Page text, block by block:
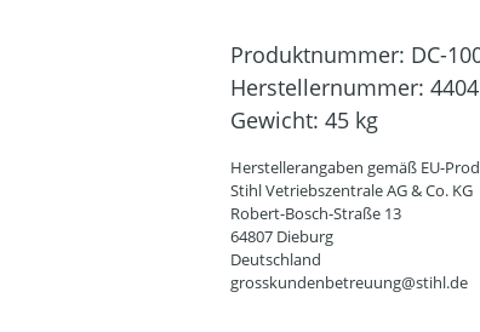
Produktnummer: DC-
Herstellernummer:
Gewicht: 45 kg
Herstellerangaben gemäß EU-
Stihl Vetriebszentrale AG & Co. KG
Robert-Bosch-Straße 13
64807 Dieburg
Deutschland
grosskundenbetreuung@stihl.de